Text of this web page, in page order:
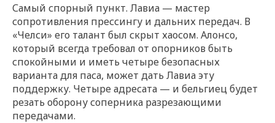
Самый спорный пункт. Лавиа — мастер
сопротивления прессингу и дальних передач. В
«Челси» его талант был скрыт хаосом. Алонсо,
который всегда требовал от опорников быть
спокойными и иметь четыре безопасных
варианта для паса, может дать Лавиа эту
поддержку. Четыре адресата — и бельгиец будет
резать оборону соперника разрезающими
передачами.